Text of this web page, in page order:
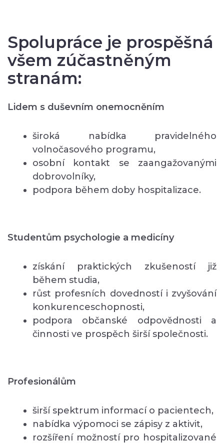
Spolupráce je prospěšná
všem zúčastněným
stranám:
Lidem s duševním onemocněním
široká nabídka pravidelného
volnočasového programu,
osobní kontakt se zaangažovanými
dobrovolníky,
podpora během doby hospitalizace.
Studentům psychologie a medicíny
získání praktických zkušeností již
během studia,
růst profesních dovedností i zvyšování
konkurenceschopnosti,
podpora občanské odpovědnosti a
činnosti ve prospěch širší společnosti.
Profesionálům
širší spektrum informací o pacientech,
nabídka výpomoci se zápisy z aktivit,
rozšíření možností pro hospitalizované